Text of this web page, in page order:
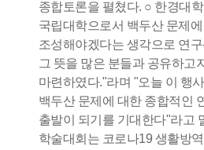
종합토론을 펼쳤다. ○ 한경대
국립대학으로서 백두산 문제
조성해야겠다는 생각으로 연
그 뜻을 많은 분들과 공유하고
마련하였다."라며 "오늘 이 행
백두산 문제에 대한 종합적인
출발이 되기를 기대한다"라고
학술대회는 코로나19 생활방